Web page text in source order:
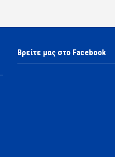
Βρείτε μας στο Facebook